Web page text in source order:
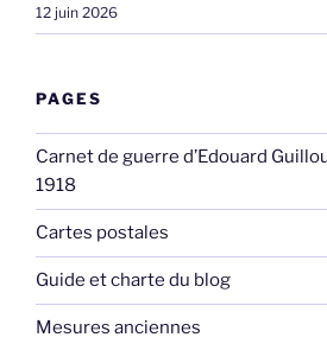
12 juin 2026
PAGES
Carnet de guerre d’Edouard
1918
Cartes postales
Guide et charte du blog
Mesures anciennes